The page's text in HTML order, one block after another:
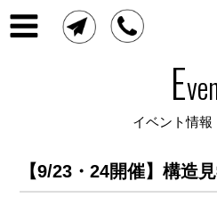
E
イベント情報
【9/23・24開催】構造